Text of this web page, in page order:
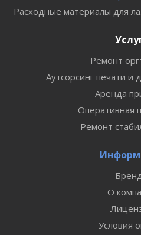
Расходные материалы для
Ремонт
Аутсорсинг печати и
Аренда
Оперативная
Ремонт
О
Условия